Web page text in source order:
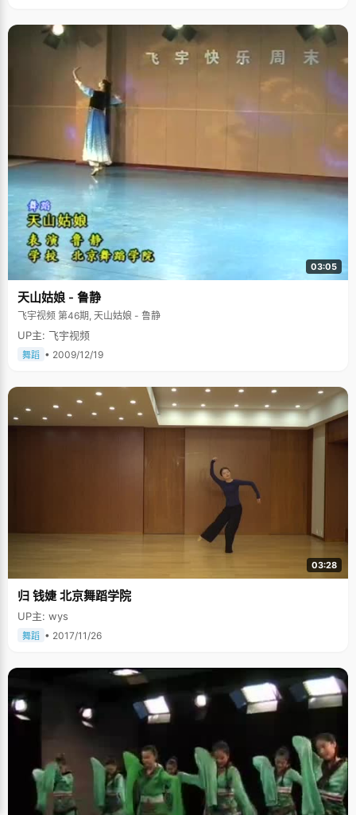
03:05
天山姑娘 - 鲁静
飞宇视频 第46期, 天山姑娘 - 鲁静
UP主: 飞宇视频
舞蹈 • 2009/12/19
03:28
归 钱婕 北京舞蹈学院
UP主: wys
舞蹈 • 2017/11/26